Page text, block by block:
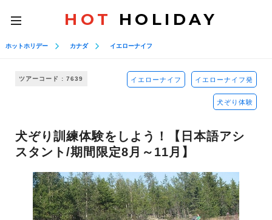
toggle
navigation
HOT HOLIDAY
ホットホリデー カナダ イエローナイフ
ツアーコード : 7639 イエローナイフ イエローナイフ発
犬ぞり体験
犬ぞり訓練体験をしよう！【日本語アシ
スタント/期間限定8月～11月】